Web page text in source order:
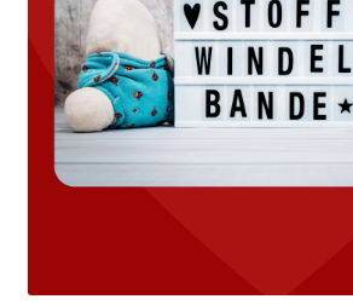
MEINE PARTNER
BLOG